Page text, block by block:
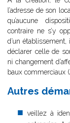
l’adresse de son
qu’aucune
contraire ne s’y
d’un établissement,
déclarer celle de
ni changement
baux commerciaux
Autres
veillez à